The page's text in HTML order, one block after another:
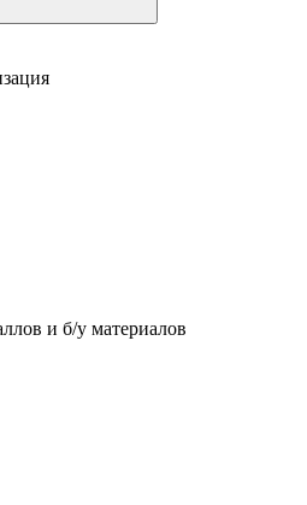
и б/у материалов